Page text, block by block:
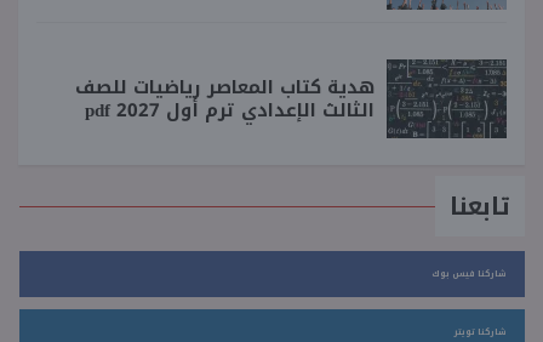
هدية كتاب المعاصر رياضيات للصف
الثالث الإعدادي ترم أول 2027 pdf
تابعنا
شاركنا فيس بوك
شاركنا تويتر